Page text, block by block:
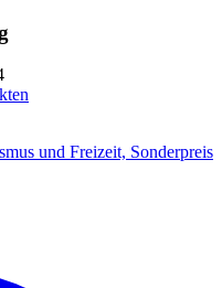
und Freizeit, Sonderpreis